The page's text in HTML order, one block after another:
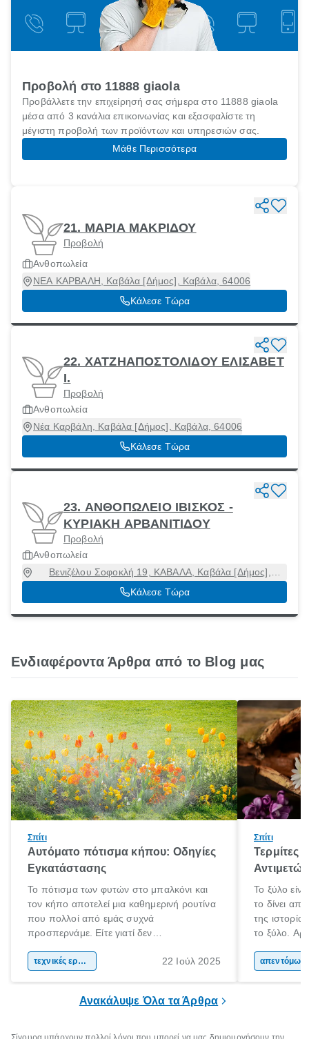
Προβολή στο 11888 giaola
Προβάλλετε την επιχείρησή σας σήμερα στο 11888 giaola
μέσα από 3 κανάλια επικοινωνίας και εξασφαλίστε τη
μέγιστη προβολή των προϊόντων και υπηρεσιών σας.
Μάθε Περισσότερα
21. ΜΑΡΙΑ ΜΑΚΡΙΔΟΥ
Προβολή
Ανθοπωλεία
ΝΕΑ ΚΑΡΒΑΛΗ, Καβάλα [Δήμος], Καβάλα, 64006
Κάλεσε Τώρα
22. ΧΑΤΖΗΑΠΟΣΤΟΛΙΔΟΥ ΕΛΙΣΑΒΕΤ
Ι.
Προβολή
Ανθοπωλεία
Νέα Καρβάλη, Καβάλα [Δήμος], Καβάλα, 64006
Κάλεσε Τώρα
23. ΑΝΘΟΠΩΛΕΙΟ ΙΒΙΣΚΟΣ -
ΚΥΡΙΑΚΗ ΑΡΒΑΝΙΤΙΔΟΥ
Προβολή
Ανθοπωλεία
Βενιζέλου Σοφοκλή 19, ΚΑΒΑΛΑ, Καβάλα [Δήμος],
Καβάλα, 65404
Κάλεσε Τώρα
Ενδιαφέροντα Άρθρα από το Blog μας
Σπίτι
Αυτόματο πότισμα κήπου: Οδηγίες
Εγκατάστασης
Το πότισμα των φυτών στο μπαλκόνι και
τον κήπο αποτελεί μια καθημερινή ρουτίνα
που πολλοί από εμάς συχνά
προσπερνάμε. Είτε γιατί δεν
Αυτό ωστόσο, έχει πολύ αρνητικές
και μάλιστα, είναι καλό να την λαμβάνουν
τεχνικές εργασίες 22 Ιούλ 2025
Σπίτι
Τερμίτες
Το ξύλο
το δίνει
της
το ξύλο.
και
Ανακάλυψε Όλα τα Άρθρα